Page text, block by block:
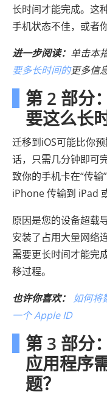
长时间才能完成。这
手机状态不佳，或者
进一步阅读： 单击本
要多长时间的更多信
第 2 部分
要这么长
迁移到iOS可能比你
话，只需几分钟即可
致你的手机卡在“传
iPhone 传输到 iPad
原因是您的设备超载
安装了占用大量网络
需要更长时间才能完
移过程。
也许你喜欢：
如何将
一个 Apple ID
第 3 部分
应用程序
题？